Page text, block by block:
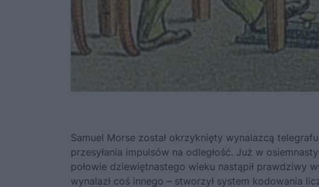
Samuel Morse został okrzyknięty wynalazcą
przesyłania impulsów na odległość. Już w
połowie dziewiętnastego wieku nastąpił prawdziwy
wynalazł coś innego – stworzył system kodowania